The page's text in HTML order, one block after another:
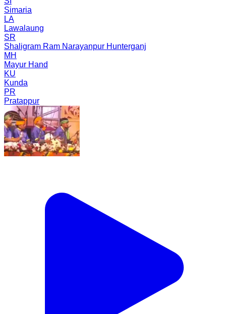
Simaria
LA
Lawalaung
SR
Shaligram Ram Narayanpur Hunterganj
MH
Mayur Hand
KU
Kunda
PR
Pratappur